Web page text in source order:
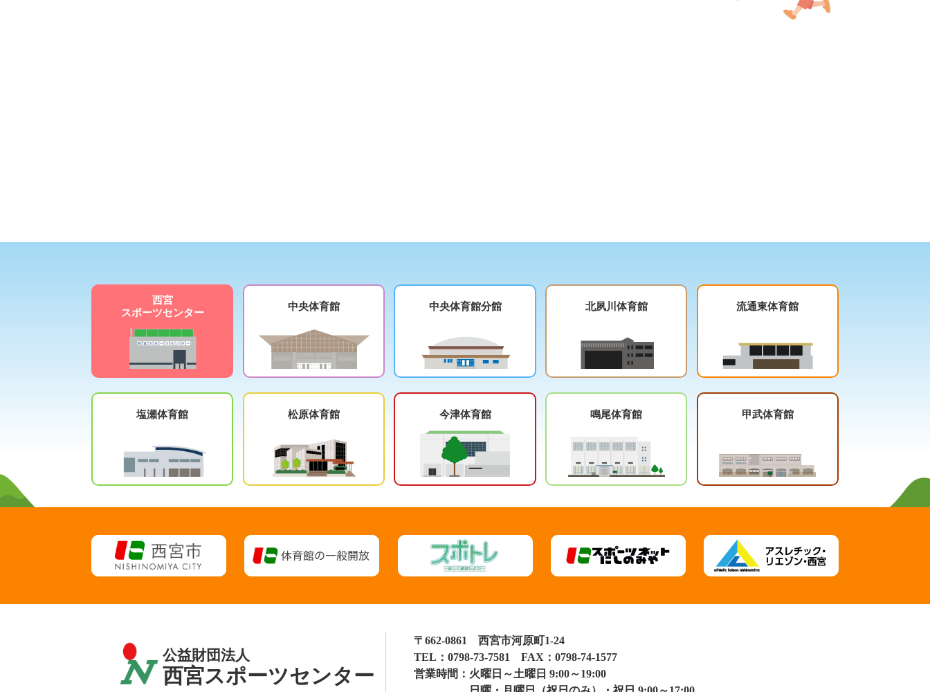
西宮
スポーツセンター
中央体育館 中央体育館分館 北夙川体育館 流通東体育館
塩瀬体育館 松原体育館 今津体育館 鳴尾体育館 甲武体育館
公益財団法人
西宮スポーツセンター
〒662-0861 西宮市河原町1-24
TEL： 0798-73-7581
FAX：0798-74-1577
営業時間： 火曜日～土曜日 9:00～19:00